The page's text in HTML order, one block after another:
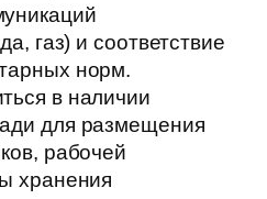
газ) и соответствие
норм.
в наличии
для размещения
рабочей
хранения